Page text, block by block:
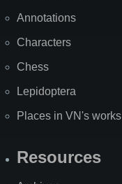
Annotations
Characters
Chess
Lepidoptera
Places in VN's works
Resources